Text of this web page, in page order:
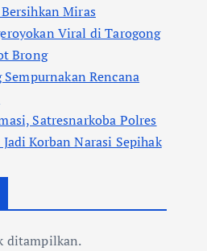
Miras
Viral di Tarogong
Brong
Rencana
Satresnarkoba Polres
Korban Narasi Sepihak
ditampilkan.